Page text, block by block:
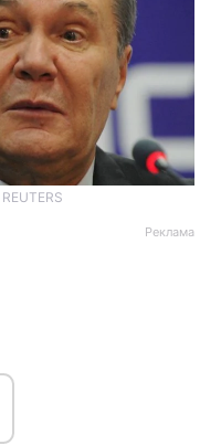
Реклама